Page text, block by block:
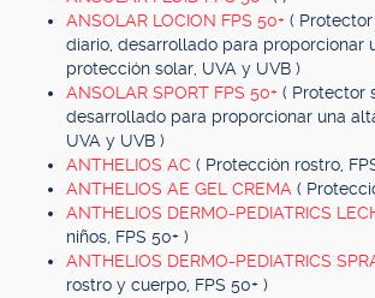
ANSOLAR LOCION FPS 50+ (
diario, desarrollado para proporcionar
protección solar, UVA y UVB )
ANSOLAR SPORT FPS 50+ ( Protector
desarrollado para proporcionar una
UVA y UVB )
ANTHELIOS AC ( Protección rostro,
ANTHELIOS AE GEL CREMA (
ANTHELIOS DERMO-PEDIATRICS
niños, FPS 50+ )
ANTHELIOS DERMO-PEDIATRICS
rostro y cuerpo, FPS 50+ )